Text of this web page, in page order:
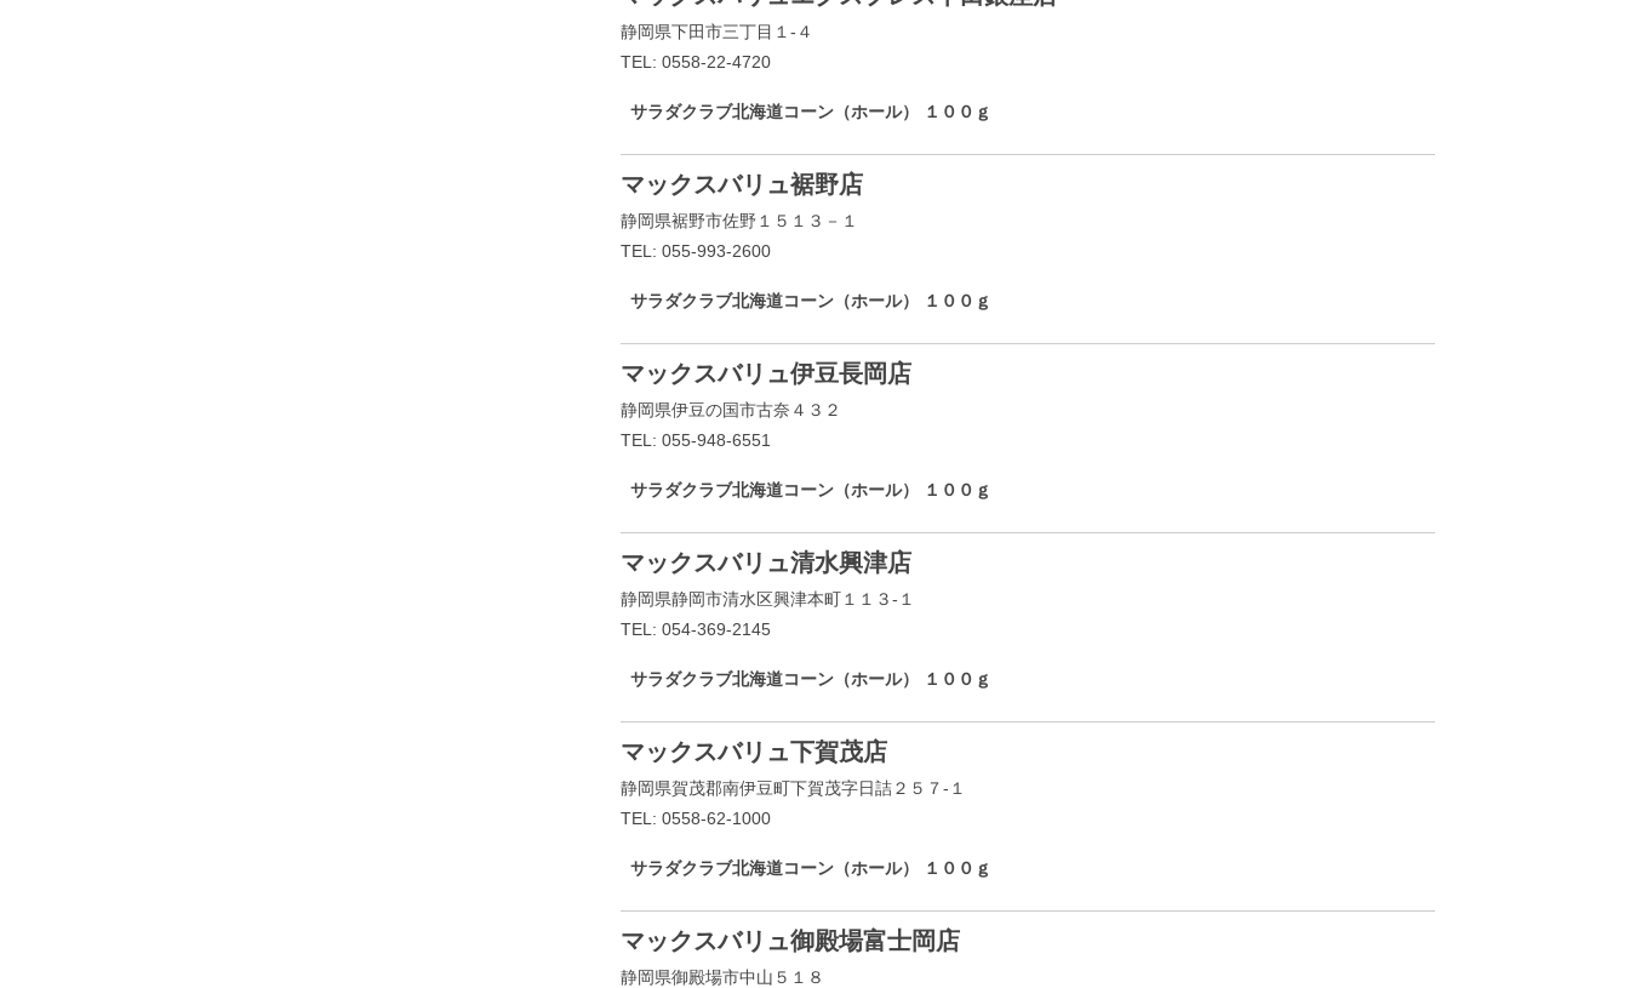
静岡県下田市三丁目１-４
TEL: 0558-22-4720
サラダクラブ北海道コーン（ホール） １００ｇ
マックスバリュ裾野店
静岡県裾野市佐野１５１３－１
TEL: 055-993-2600
サラダクラブ北海道コーン（ホール） １００ｇ
マックスバリュ伊豆長岡店
静岡県伊豆の国市古奈４３２
TEL: 055-948-6551
サラダクラブ北海道コーン（ホール） １００ｇ
マックスバリュ清水興津店
静岡県静岡市清水区興津本町１１３-１
TEL: 054-369-2145
サラダクラブ北海道コーン（ホール） １００ｇ
マックスバリュ下賀茂店
静岡県賀茂郡南伊豆町下賀茂字日詰２５７-１
TEL: 0558-62-1000
サラダクラブ北海道コーン（ホール） １００ｇ
マックスバリュ御殿場富士岡店
静岡県御殿場市中山５１８